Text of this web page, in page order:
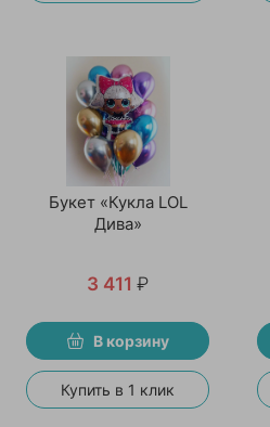
Букет «Кукла LOL
Дива»
3 411 ₽
В корзину
Купить в 1 клик